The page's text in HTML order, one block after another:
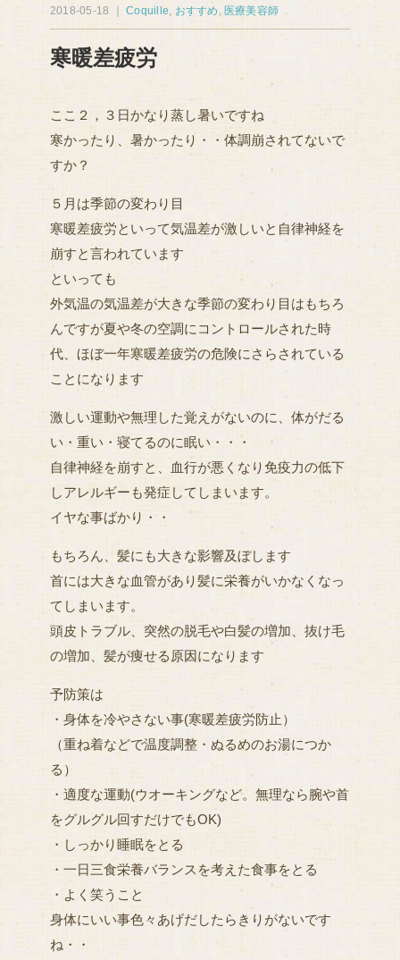
2018-05-18 ｜Coquille おすすめ 医療美容師
寒暖差疲労
ここ２，３日かなり蒸し暑いですね
寒かったり、暑かったり・・体調崩されてないで
すか？
５月は季節の変わり目
寒暖差疲労といって気温差が激しいと自律神経を
崩すと言われています
といっても
外気温の気温差が大きな季節の変わり目はもちろ
んですが夏や冬の空調にコントロールされた時
代、ほぼ一年寒暖差疲労の危険にさらされている
ことになります
激しい運動や無理した覚えがないのに、体がだる
い・重い・寝てるのに眠い・・・
自律神経を崩すと、血行が悪くなり免疫力の低下
しアレルギーも発症してしまいます。
イヤな事ばかり・・
もちろん、髪にも大きな影響及ぼします
首には大きな血管があり髪に栄養がいかなくなっ
てしまいます。
頭皮トラブル、突然の脱毛や白髪の増加、抜け毛
の増加、髪が痩せる原因になります
予防策は
・身体を冷やさない事(寒暖差疲労防止）
（重ね着などで温度調整・ぬるめのお湯につか
る）
・適度な運動(ウオーキングなど。無理なら腕や首
をグルグル回すだけでもOK)
・しっかり睡眠をとる
・一日三食栄養バランスを考えた食事をとる
・よく笑うこと
身体にいい事色々あげだしたらきりがないです
ね・・